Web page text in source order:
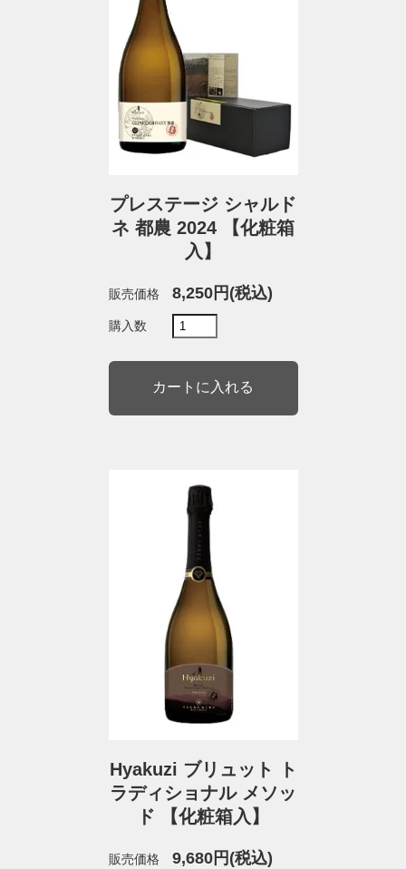
プレステージ シャルド
ネ 都農 2024 【化粧箱
入】
販売価格 8,250円(税込)
購入数
Hyakuzi ブリュット ト
ラディショナル メソッ
ド 【化粧箱入】
販売価格 9,680円(税込)